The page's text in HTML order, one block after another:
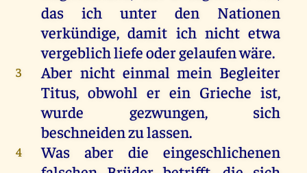
das
ich unter den Nationen
verkündige,damit ich nicht etwa
vergeblichliefeodergelaufenwäre.
3 Aber nicht einmal mein Begleiter
Titus, obwohl er ein Grieche ist,
wurde
gezwungen, sich
beschneidenzulassen.
4 Was aber die eingeschlichenen